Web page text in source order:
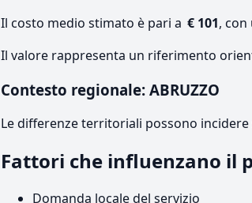
Il costo medio stimato è pari a € 101, con
Il valore rappresenta un riferimento
Contesto regionale: ABRUZZO
Le differenze territoriali possono
Fattori che influenzano il
Domanda locale del servizio